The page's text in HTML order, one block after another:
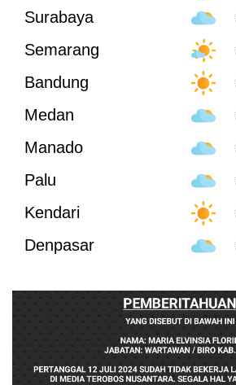
Surabaya
Semarang
Bandung
Medan
Manado
Palu
Kendari
Denpasar